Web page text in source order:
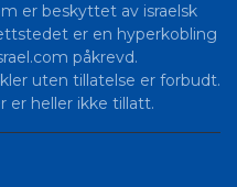
er beskyttet av israelsk
er en hyperkobling
påkrevd.
uten tillatelse er forbudt.
er heller ikke tillatt.